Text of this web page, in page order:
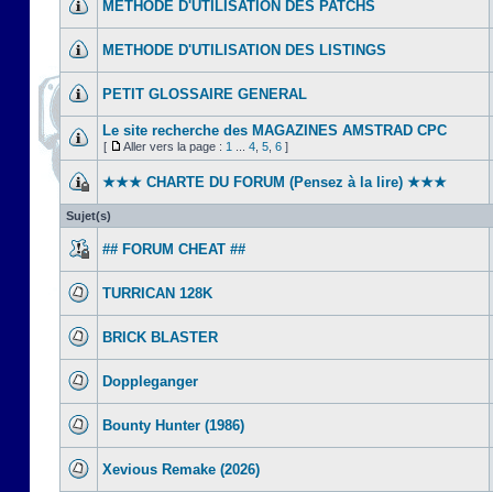
METHODE D'UTILISATION DES PATCHS
METHODE D'UTILISATION DES LISTINGS
PETIT GLOSSAIRE GENERAL
Le site recherche des MAGAZINES AMSTRAD CPC
[ Aller vers la page : 1 4 5 6 ]
★★★ CHARTE DU FORUM (Pensez à la lire) ★★★
Sujet(s)
## FORUM CHEAT ##
TURRICAN 128K
BRICK BLASTER
Doppleganger
Bounty Hunter (1986)
Xevious Remake (2026)